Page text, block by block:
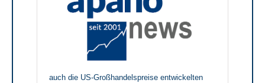
auch die US-Großhandelspreise entwickelten